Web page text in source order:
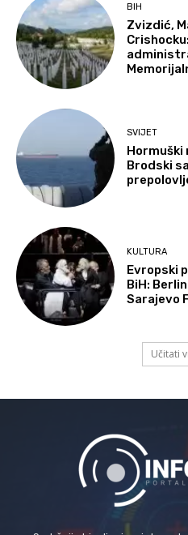
BIH
Zvizdić,
SVIJET
Hormuški
Brodski
KULTURA
Evropski
BiH:
Sarajevo
Učitati